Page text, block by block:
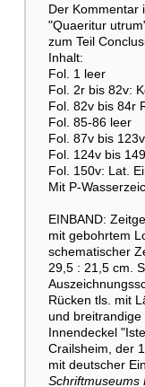
Der Kommentar
"Quaeritur
zum Teil
Inhalt:
Fol. 1 leer
Fol. 2r bis 82v:
Fol. 82v bis 84r
Fol. 85-86 leer
Fol. 87v bis
Fol. 124v bis
Fol. 150v: Lat.
Mit P-
EINBAND:
mit gebohrtem
schematischer
29,5 : 21,5 cm.
Rücken tls. mit
und breitrandige
Innendeckel
Crailsheim, der
mit deutscher
Schriftmuseums